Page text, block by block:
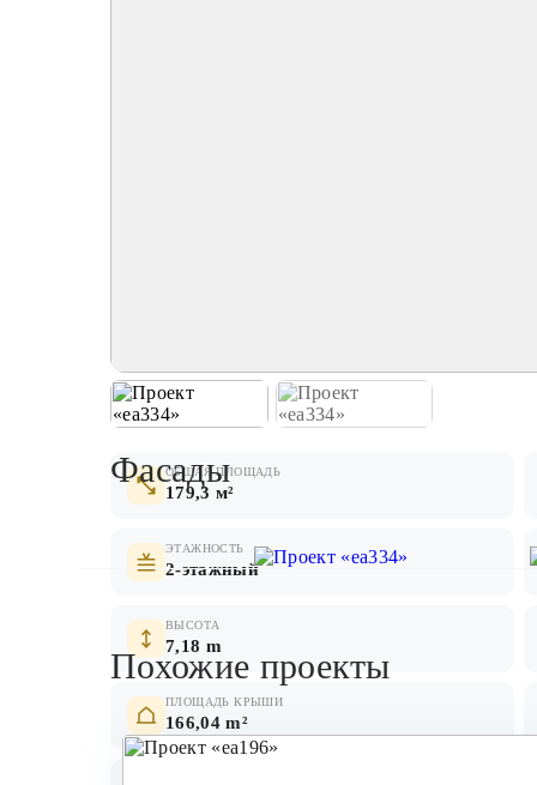
ОБЩАЯ ПЛОЩАДЬ
179,3 м²
ЭТАЖНОСТЬ
2-этажный
ВЫСОТА
7,18 m
ПЛОЩАДЬ КРЫШИ
166,04 m²
Фасады
Похожие проекты